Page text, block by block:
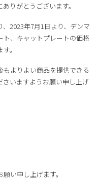
りがとうございます。
2023年7月1日より、デンマ
ト、キャットプレートの価格
。
よりよい商品を提供できる
いますようお願い申し上げ
い申し上げます。